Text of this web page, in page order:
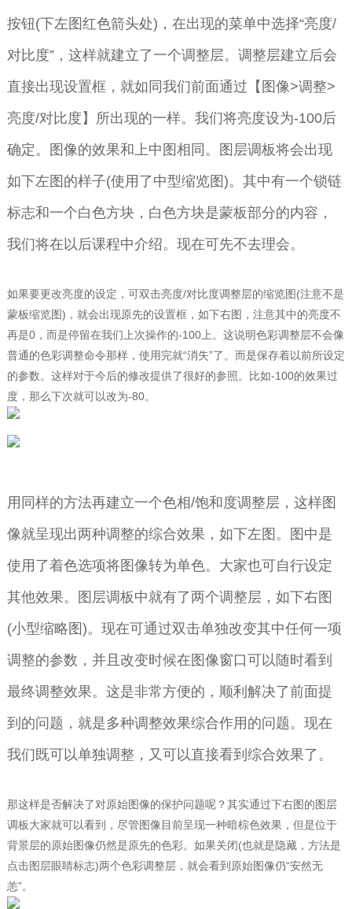
按钮(下左图红色箭头处)，在出现的菜单中选择“亮度/
对比度”，这样就建立了一个调整层。调整层建立后会
直接出现设置框，就如同我们前面通过【图像>调整>
亮度/对比度】所出现的一样。我们将亮度设为-100后
确定。图像的效果和上中图相同。图层调板将会出现
如下左图的样子(使用了中型缩览图)。其中有一个锁链
标志和一个白色方块，白色方块是蒙板部分的内容，
我们将在以后课程中介绍。现在可先不去理会。
如果要更改亮度的设定，可双击亮度/对比度调整层的缩览图(注意不是
蒙板缩览图)，就会出现原先的设置框，如下右图，注意其中的亮度不
再是0，而是停留在我们上次操作的-100上。这说明色彩调整层不会像
普通的色彩调整命令那样，使用完就“消失”了。而是保存着以前所设定
的参数。这样对于今后的修改提供了很好的参照。比如-100的效果过
度，那么下次就可以改为-80。
用同样的方法再建立一个色相/饱和度调整层，这样图
像就呈现出两种调整的综合效果，如下左图。图中是
使用了着色选项将图像转为单色。大家也可自行设定
其他效果。图层调板中就有了两个调整层，如下右图
(小型缩略图)。现在可通过双击单独改变其中任何一项
调整的参数，并且改变时候在图像窗口可以随时看到
最终调整效果。这是非常方便的，顺利解决了前面提
到的问题，就是多种调整效果综合作用的问题。现在
我们既可以单独调整，又可以直接看到综合效果了。
那这样是否解决了对原始图像的保护问题呢？其实通过下右图的图层
调板大家就可以看到，尽管图像目前呈现一种暗棕色效果，但是位于
背景层的原始图像仍然是原先的色彩。如果关闭(也就是隐藏，方法是
点击图层眼睛标志)两个色彩调整层，就会看到原始图像仍“安然无
恙”。